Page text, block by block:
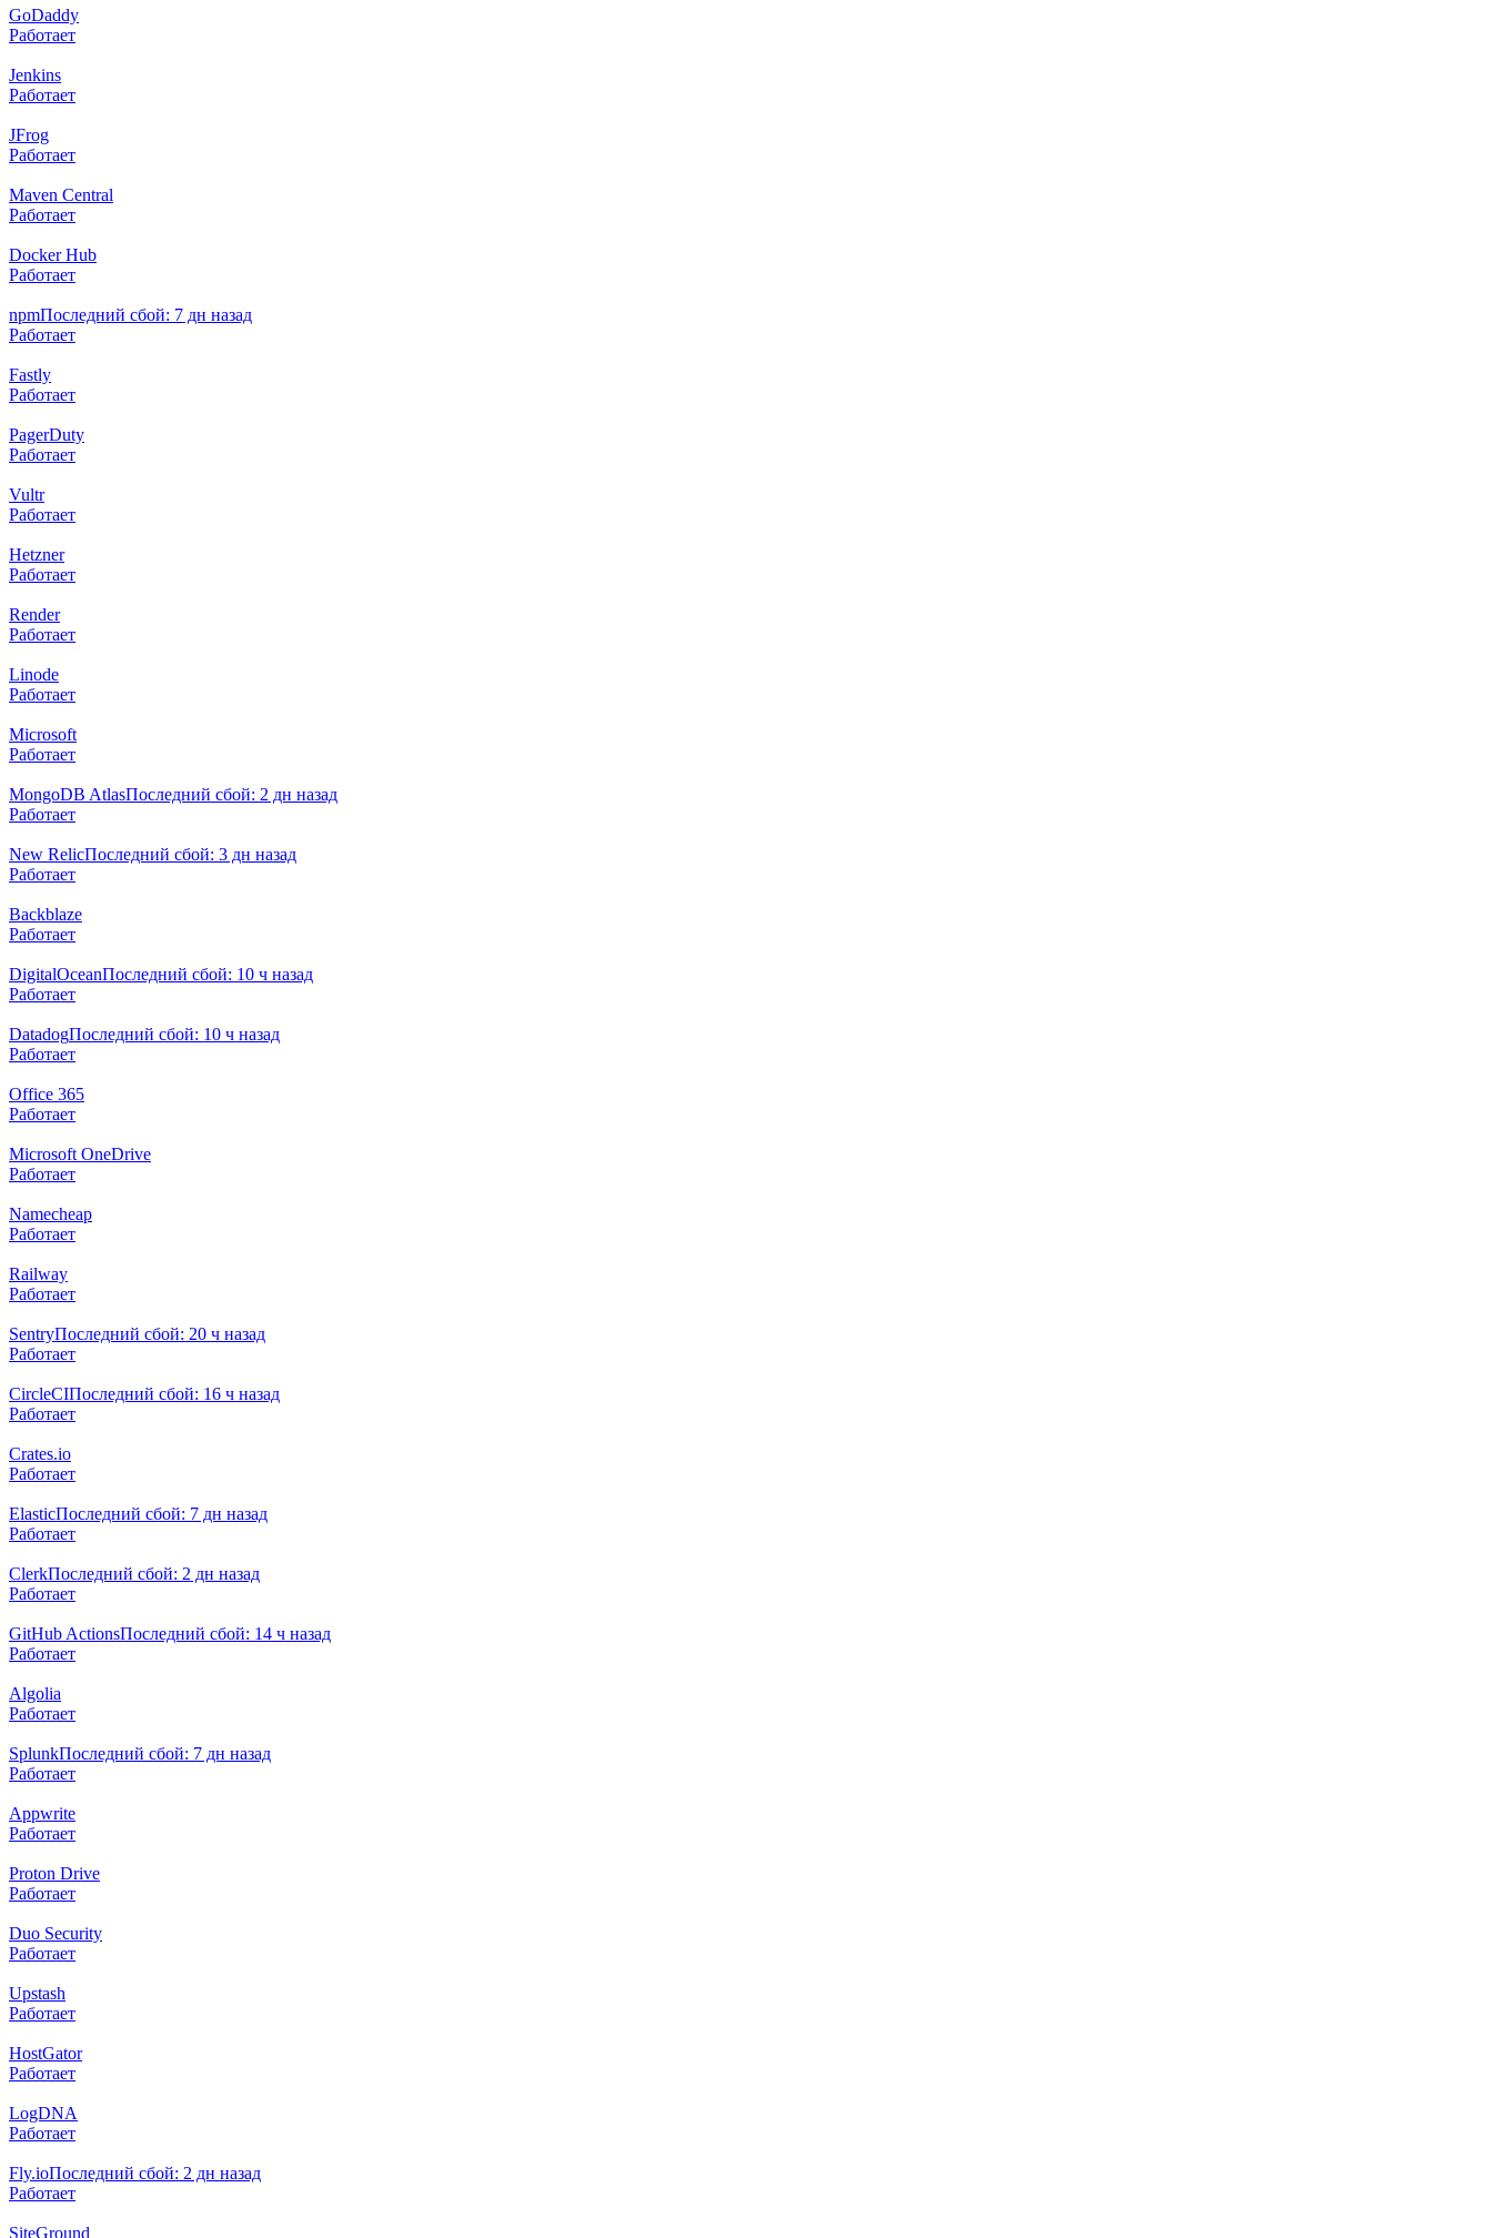
GoDaddy
Работает
Jenkins
Работает
JFrog
Работает
Maven Central
Работает
Docker Hub
Работает
npmПоследний сбой: 7 дн назад
Работает
Fastly
Работает
PagerDuty
Работает
Vultr
Работает
Hetzner
Работает
Render
Работает
Linode
Работает
Microsoft
Работает
MongoDB AtlasПоследний сбой: 2 дн назад
Работает
New RelicПоследний сбой: 3 дн назад
Работает
Backblaze
Работает
DigitalOceanПоследний сбой: 10 ч назад
Работает
DatadogПоследний сбой: 10 ч назад
Работает
Office 365
Работает
Microsoft OneDrive
Работает
Namecheap
Работает
Railway
Работает
SentryПоследний сбой: 20 ч назад
Работает
CircleCIПоследний сбой: 16 ч назад
Работает
Crates.io
Работает
ElasticПоследний сбой: 7 дн назад
Работает
ClerkПоследний сбой: 2 дн назад
Работает
GitHub ActionsПоследний сбой: 14 ч назад
Работает
Algolia
Работает
SplunkПоследний сбой: 7 дн назад
Работает
Appwrite
Работает
Proton Drive
Работает
Duo Security
Работает
Upstash
Работает
HostGator
Работает
LogDNA
Работает
Fly.ioПоследний сбой: 2 дн назад
Работает
SiteGround